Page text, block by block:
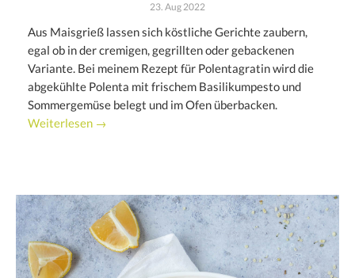
23. Aug 2022
Aus Maisgrieß lassen sich köstliche Gerichte zaubern,
egal ob in der cremigen, gegrillten oder gebackenen
Variante. Bei meinem Rezept für Polentagratin wird die
abgekühlte Polenta mit frischem Basilikumpesto und
Sommergemüse belegt und im Ofen überbacken.
Weiterlesen →